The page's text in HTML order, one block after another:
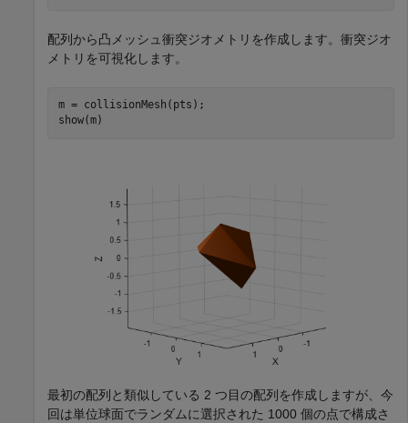
配列から凸メッシュ衝突ジオメトリを作成します。衝突ジオ
メトリを可視化します。
m = collisionMesh(pts);
show(m)
最初の配列と類似している 2 つ目の配列を作成しますが、今
回は単位球面でランダムに選択された 1000 個の点で構成さ